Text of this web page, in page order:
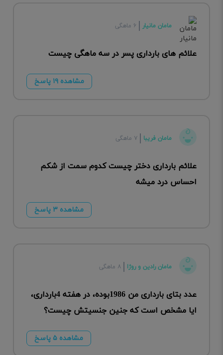
مامان مانیار ۶ ماهگی
علائم های بارداری پسر در سه ماهگی چیست
مشاهده ۱۹ پاسخ
مامان فریبا ۷ ماهگی
علائم بارداری دختر چیست کدوم سمت از شکم
احساس درد میشه
مشاهده ۳ پاسخ
مامان رادین و روژا ۸ ماهگی
عدد بتای بارداری من 1986بوده، در هفته 4بارداری،
ایا مشخص است که جنین جنسیتش چیست؟
مشاهده ۵ پاسخ